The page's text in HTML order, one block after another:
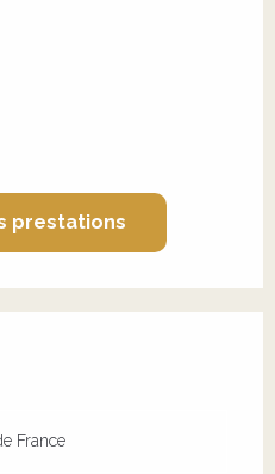
prestations
France